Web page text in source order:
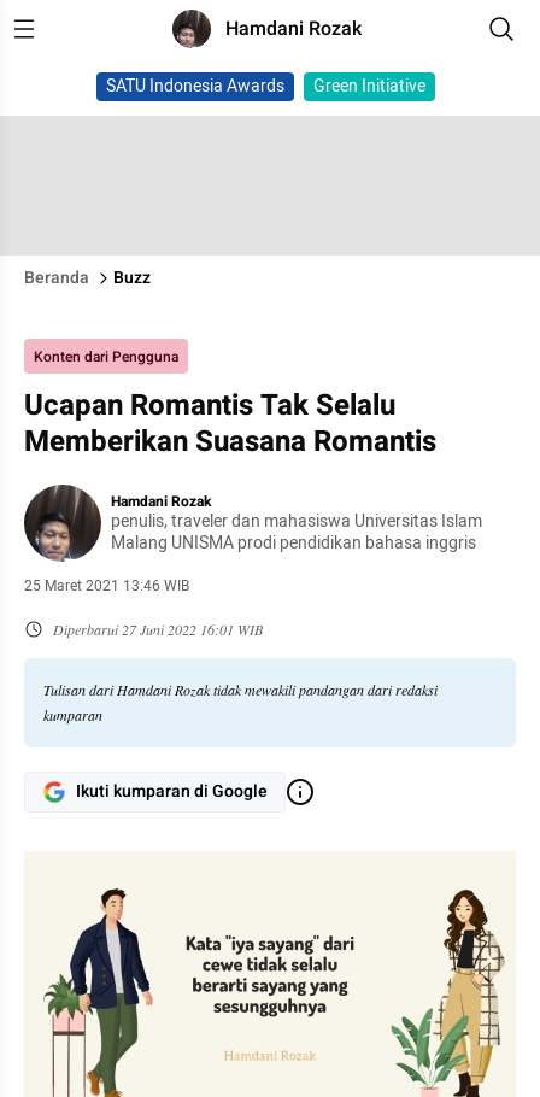
Hamdani Rozak
SATU Indonesia Awards Green Initiative
Beranda Buzz
Konten dari Pengguna
Ucapan Romantis Tak Selalu
Memberikan Suasana Romantis
Hamdani Rozak
penulis, traveler dan mahasiswa Universitas Islam
Malang UNISMA prodi pendidikan bahasa inggris
25 Maret 2021 13:46 WIB
Diperbarui27 Juni 2022 16:01 WIB
Tulisan dari Hamdani Rozak tidak mewakili pandangan dari redaksi
kumparan
Ikuti kumparan di Google